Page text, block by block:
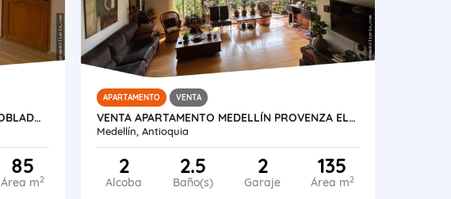
VENTA, APARTAMENTO, MEDELLÍN, EL POBLADO, VIZCAYA
85
Área m2
APARTAMENTO VENTA
VENTA APARTAMENTO MEDELLÍN PROVENZA EL POBLADO
Medellín, Antioquia
2
Alcoba
2.5
Baño(s)
2
Garaje
135
Área m2